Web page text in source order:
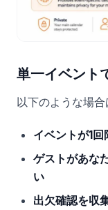
単一イベント
以下のような場合
イベントが1回
ゲストがあな
い
出欠確認を収